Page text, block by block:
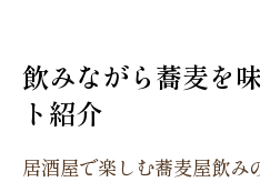
飲みながら蕎麦を
ト紹介
居酒屋で楽しむ蕎麦屋飲み